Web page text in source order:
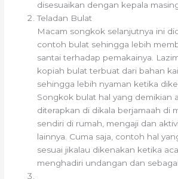
disesuaikan dengan kepala
Teladan Bulat
Macam songkok selanjutnya ini
contoh bulat sehingga lebih
santai terhadap pemakainya.
kopiah bulat terbuat dari bahan
sehingga lebih nyaman ketika
Songkok bulat hal yang demikian
diterapkan di dikala berjamaah di
sendiri di rumah, mengaji dan
lainnya. Cuma saja, contoh hal
sesuai jikalau dikenakan ketika
menghadiri undangan dan